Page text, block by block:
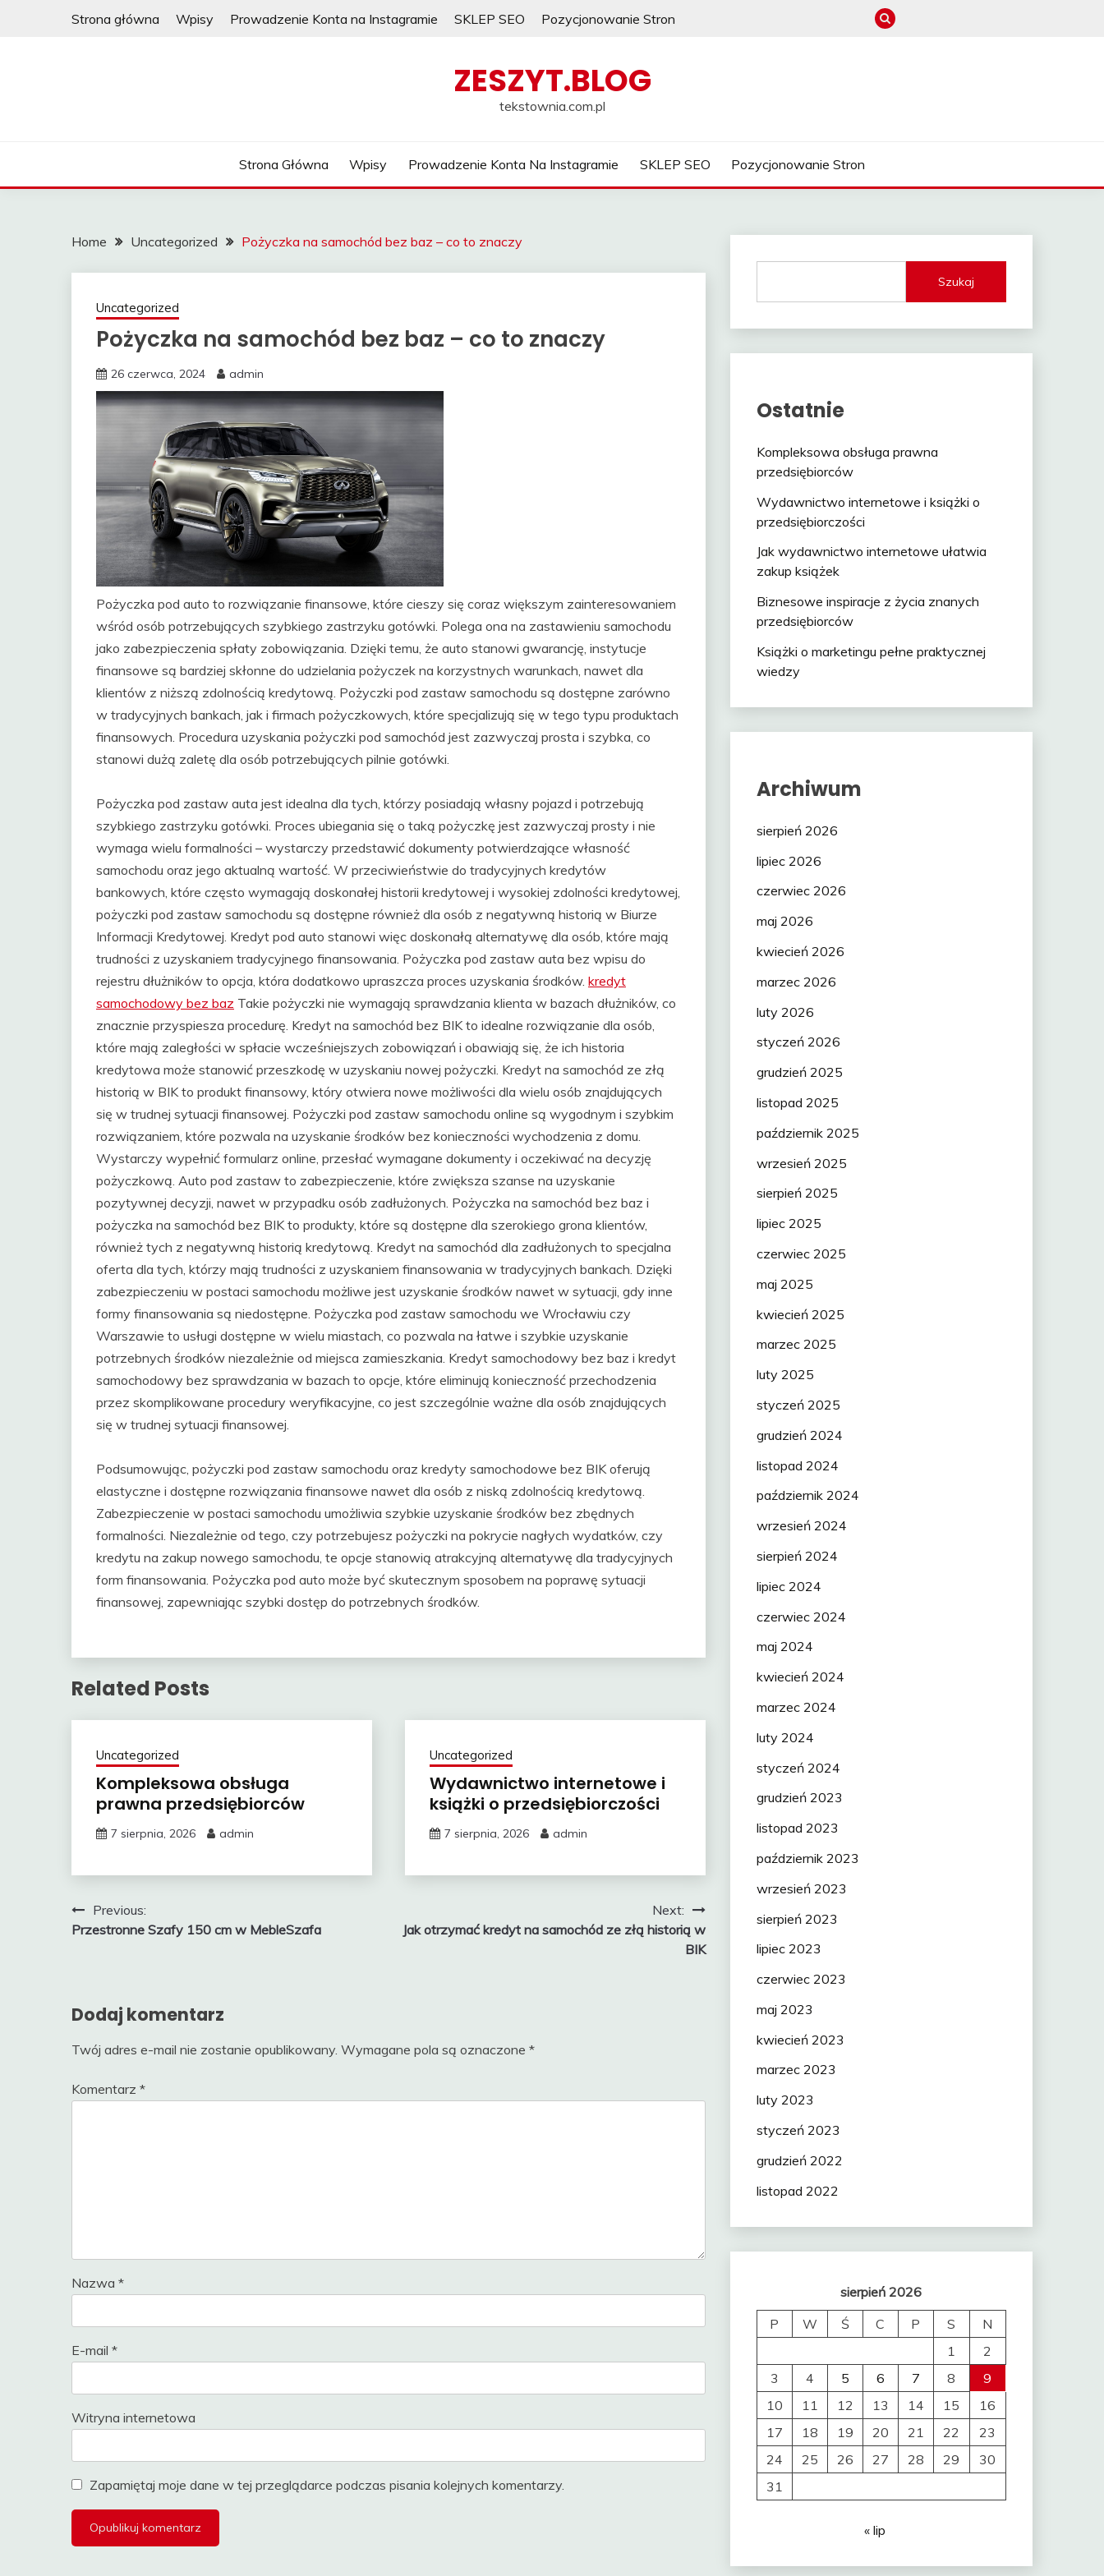
Strona główna Wpisy Prowadzenie Konta na Instagramie SKLEP SEO Pozycjonowanie Stron
ZESZYT.BLOG
tekstownia.com.pl
Strona Główna Wpisy Prowadzenie Konta Na Instagramie SKLEP SEO Pozycjonowanie Stron
Home Uncategorized Pożyczka na samochód bez baz – co to znaczy
Uncategorized
Pożyczka na samochód bez baz – co to znaczy
26 czerwca, 2024 admin
Pożyczka pod auto to rozwiązanie finansowe, które cieszy się coraz większym zainteresowaniem
wśród osób potrzebujących szybkiego zastrzyku gotówki. Polega ona na zastawieniu samochodu
jako zabezpieczenia spłaty zobowiązania. Dzięki temu, że auto stanowi gwarancję, instytucje
finansowe są bardziej skłonne do udzielania pożyczek na korzystnych warunkach, nawet dla
klientów z niższą zdolnością kredytową. Pożyczki pod zastaw samochodu są dostępne zarówno
w tradycyjnych bankach, jak i firmach pożyczkowych, które specjalizują się w tego typu produktach
finansowych. Procedura uzyskania pożyczki pod samochód jest zazwyczaj prosta i szybka, co
stanowi dużą zaletę dla osób potrzebujących pilnie gotówki.
Pożyczka pod zastaw auta jest idealna dla tych, którzy posiadają własny pojazd i potrzebują
szybkiego zastrzyku gotówki. Proces ubiegania się o taką pożyczkę jest zazwyczaj prosty i nie
wymaga wielu formalności – wystarczy przedstawić dokumenty potwierdzające własność
samochodu oraz jego aktualną wartość. W przeciwieństwie do tradycyjnych kredytów
bankowych, które często wymagają doskonałej historii kredytowej i wysokiej zdolności kredytowej,
pożyczki pod zastaw samochodu są dostępne również dla osób z negatywną historią w Biurze
Informacji Kredytowej. Kredyt pod auto stanowi więc doskonałą alternatywę dla osób, które mają
trudności z uzyskaniem tradycyjnego finansowania. Pożyczka pod zastaw auta bez wpisu do
rejestru dłużników to opcja, która dodatkowo upraszcza proces uzyskania środków. kredyt
samochodowy bez baz Takie pożyczki nie wymagają sprawdzania klienta w bazach dłużników, co
znacznie przyspiesza procedurę. Kredyt na samochód bez BIK to idealne rozwiązanie dla osób,
które mają zaległości w spłacie wcześniejszych zobowiązań i obawiają się, że ich historia
kredytowa może stanowić przeszkodę w uzyskaniu nowej pożyczki. Kredyt na samochód ze złą
historią w BIK to produkt finansowy, który otwiera nowe możliwości dla wielu osób znajdujących
się w trudnej sytuacji finansowej. Pożyczki pod zastaw samochodu online są wygodnym i szybkim
rozwiązaniem, które pozwala na uzyskanie środków bez konieczności wychodzenia z domu.
Wystarczy wypełnić formularz online, przesłać wymagane dokumenty i oczekiwać na decyzję
pożyczkową. Auto pod zastaw to zabezpieczenie, które zwiększa szanse na uzyskanie
pozytywnej decyzji, nawet w przypadku osób zadłużonych. Pożyczka na samochód bez baz i
pożyczka na samochód bez BIK to produkty, które są dostępne dla szerokiego grona klientów,
również tych z negatywną historią kredytową. Kredyt na samochód dla zadłużonych to specjalna
oferta dla tych, którzy mają trudności z uzyskaniem finansowania w tradycyjnych bankach. Dzięki
zabezpieczeniu w postaci samochodu możliwe jest uzyskanie środków nawet w sytuacji, gdy inne
formy finansowania są niedostępne. Pożyczka pod zastaw samochodu we Wrocławiu czy
Warszawie to usługi dostępne w wielu miastach, co pozwala na łatwe i szybkie uzyskanie
potrzebnych środków niezależnie od miejsca zamieszkania. Kredyt samochodowy bez baz i kredyt
samochodowy bez sprawdzania w bazach to opcje, które eliminują konieczność przechodzenia
przez skomplikowane procedury weryfikacyjne, co jest szczególnie ważne dla osób znajdujących
się w trudnej sytuacji finansowej.
Podsumowując, pożyczki pod zastaw samochodu oraz kredyty samochodowe bez BIK oferują
elastyczne i dostępne rozwiązania finansowe nawet dla osób z niską zdolnością kredytową.
Zabezpieczenie w postaci samochodu umożliwia szybkie uzyskanie środków bez zbędnych
formalności. Niezależnie od tego, czy potrzebujesz pożyczki na pokrycie nagłych wydatków, czy
kredytu na zakup nowego samochodu, te opcje stanowią atrakcyjną alternatywę dla tradycyjnych
form finansowania. Pożyczka pod auto może być skutecznym sposobem na poprawę sytuacji
finansowej, zapewniając szybki dostęp do potrzebnych środków.
Related Posts
Uncategorized
Kompleksowa obsługa
prawna przedsiębiorców
7 sierpnia, 2026 admin
Uncategorized
Wydawnictwo internetowe i
książki o przedsiębiorczości
7 sierpnia, 2026 admin
Nawigacja
wpisu
Previous:
Przestronne Szafy 150 cm w MebleSzafa
Next:
Jak otrzymać kredyt na samochód ze złą historią w
BIK
Dodaj komentarz
Twój adres e-mail nie zostanie opublikowany. Wymagane pola są oznaczone *
Komentarz *
Nazwa *
E-mail *
Witryna internetowa
Zapamiętaj moje dane w tej przeglądarce podczas pisania kolejnych komentarzy.
Szukaj
Ostatnie
Kompleksowa obsługa prawna
przedsiębiorców
Wydawnictwo internetowe i książki o
przedsiębiorczości
Jak wydawnictwo internetowe ułatwia
zakup książek
Biznesowe inspiracje z życia znanych
przedsiębiorców
Książki o marketingu pełne praktycznej
wiedzy
Archiwum
sierpień 2026
lipiec 2026
czerwiec 2026
maj 2026
kwiecień 2026
marzec 2026
luty 2026
styczeń 2026
grudzień 2025
listopad 2025
październik 2025
wrzesień 2025
sierpień 2025
lipiec 2025
czerwiec 2025
maj 2025
kwiecień 2025
marzec 2025
luty 2025
styczeń 2025
grudzień 2024
listopad 2024
październik 2024
wrzesień 2024
sierpień 2024
lipiec 2024
czerwiec 2024
maj 2024
kwiecień 2024
marzec 2024
luty 2024
styczeń 2024
grudzień 2023
listopad 2023
październik 2023
wrzesień 2023
sierpień 2023
lipiec 2023
czerwiec 2023
maj 2023
kwiecień 2023
marzec 2023
luty 2023
styczeń 2023
grudzień 2022
listopad 2022
sierpień 2026
P
W Ś C P S
N
1
2
3
4 5 6 7 8
9
10
11 12 13 14 15
16
17
18 19 20 21 22
23
24
25 26 27 28 29
30
31
« lip